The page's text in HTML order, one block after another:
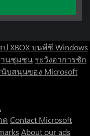
ป XBOX บนพีซี Windows
นชุมชน ระวังอาการชัก
บสนุนของ Microsoft
ค Contact Microsoft
About our ads